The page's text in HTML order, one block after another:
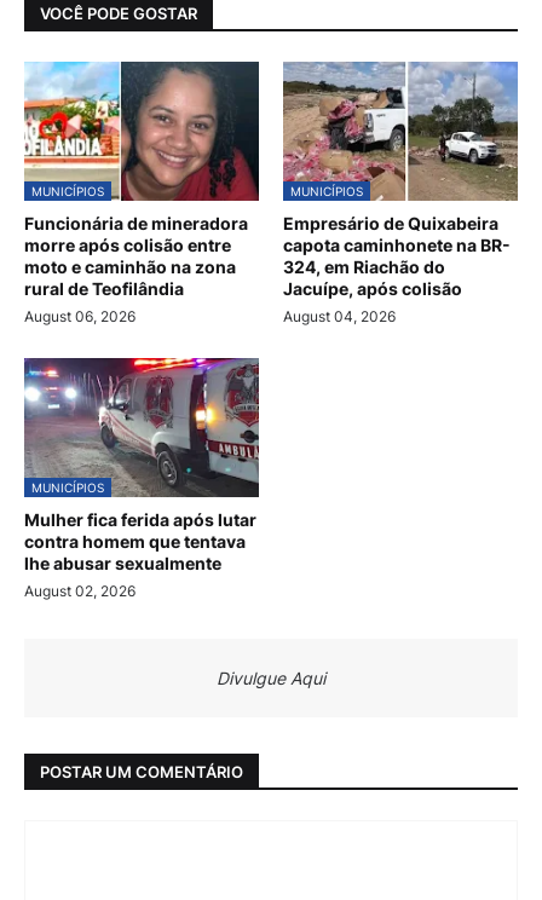
VOCÊ PODE GOSTAR
MUNICÍPIOS
Funcionária de mineradora
morre após colisão entre
moto e caminhão na zona
rural de Teofilândia
August 06, 2026
MUNICÍPIOS
Empresário de Quixabeira
capota caminhonete na BR-
324, em Riachão do
Jacuípe, após colisão
August 04, 2026
MUNICÍPIOS
Mulher fica ferida após lutar
contra homem que tentava
lhe abusar sexualmente
August 02, 2026
Divulgue Aqui
POSTAR UM COMENTÁRIO